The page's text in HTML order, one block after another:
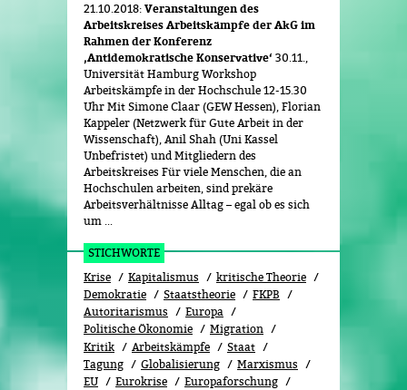
21.10.2018:Veranstaltungen des
Arbeitskreises Arbeitskämpfe der AkG im
Rahmen der Konferenz
‚Antidemokratische Konservative‘ 30.11.,
Universität Hamburg Workshop
Arbeitskämpfe in der Hochschule 12-15.30
Uhr Mit Simone Claar (GEW Hessen), Florian
Kappeler (Netzwerk für Gute Arbeit in der
Wissenschaft), Anil Shah (Uni Kassel
Unbefristet) und Mitgliedern des
Arbeitskreises Für viele Menschen, die an
Hochschulen arbeiten, sind prekäre
Arbeitsverhältnisse Alltag – egal ob es sich
um ...
STICHWORTE
Krise
Kapitalismus
kritische Theorie
Demokratie
Staatstheorie
FKPB
Autoritarismus
Europa
Politische Ökonomie
Migration
Kritik
Arbeitskämpfe
Staat
Tagung
Globalisierung
Marxismus
EU
Eurokrise
Europaforschung